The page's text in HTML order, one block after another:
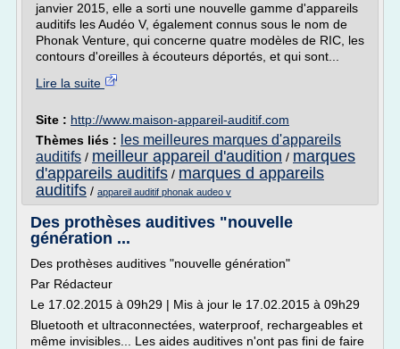
janvier 2015, elle a sorti une nouvelle gamme d'appareils
auditifs les Audéo V, également connus sous le nom de
Phonak Venture, qui concerne quatre modèles de RIC, les
contours d'oreilles à écouteurs déportés, et qui sont...
Lire la suite
Site : http://www.maison-appareil-auditif.com
Thèmes liés : les meilleures marques d'appareils
auditifs / meilleur appareil d'audition / marques
d'appareils auditifs / marques d appareils
auditifs / appareil auditif phonak audeo v
Des prothèses auditives "nouvelle
génération ...
Des prothèses auditives "nouvelle génération"
Par Rédacteur
Le 17.02.2015 à 09h29 | Mis à jour le 17.02.2015 à 09h29
Bluetooth et ultraconnectées, waterproof, rechargeables et
même invisibles... Les aides auditives n'ont pas fini de faire